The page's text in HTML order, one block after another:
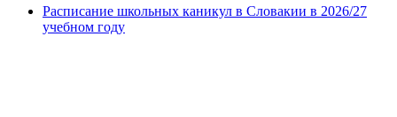
Расписание школьных каникул в Словакии в 2026/27
учебном году